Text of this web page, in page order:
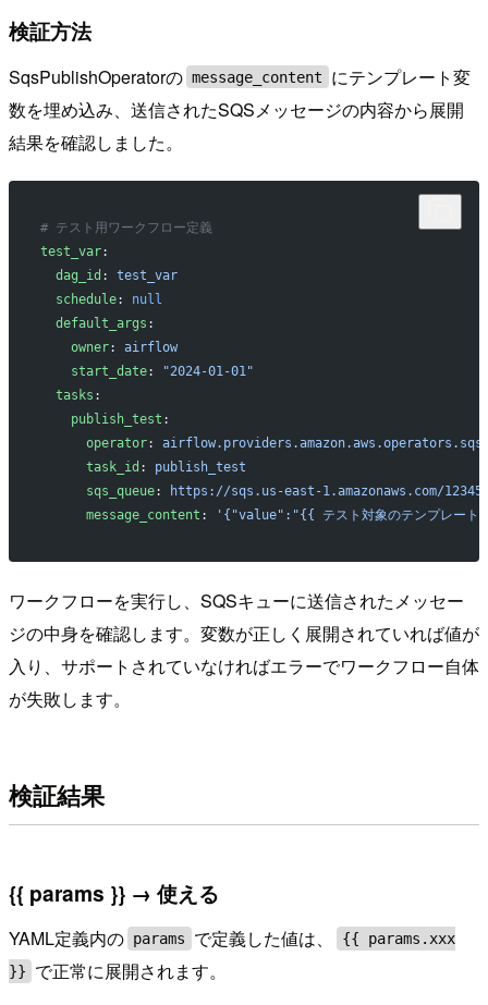
検証方法
SqsPublishOperatorの message_content
にテンプレート変
数を埋め込み、送信されたSQSメッセージの内容から展開
結果を確認しました。
# テスト用ワークフロー定義
test_var:
  dag_id
: test_var
  schedule
: null
  default_args
:
    owner
: airflow
    start_date
:
"2024-01-01"
  tasks
:
    publish_test
:
      operator
:
      task_id
: publish_test
      sqs_queue
:
https://sqs.us-east-1.amazonaws.com/
      message_content
: '{"value":"{{ テスト対象のテンプレー
ワークフローを実行し、SQSキューに送信されたメッセー
ジの中身を確認します。変数が正しく展開されていれば値が
入り、サポートされていなければエラーでワークフロー自体
が失敗します。
検証結果
{{ params }} → 使える
YAML定義内の params で定義した値は、
{{ params.xxx
}}
で正常に展開されます。